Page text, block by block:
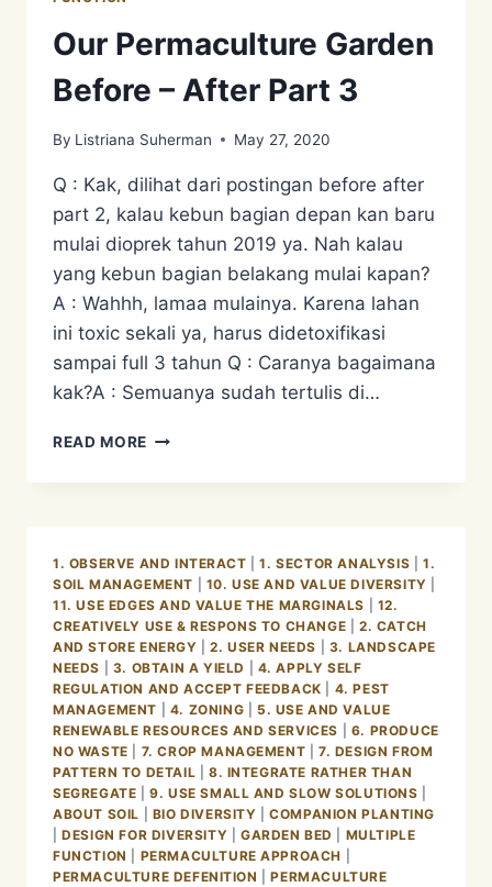
Our Permaculture Garden
Before – After Part 3
By Listriana Suherman May 27, 2020
Q : Kak, dilihat dari postingan before after
part 2, kalau kebun bagian depan kan baru
mulai dioprek tahun 2019 ya. Nah kalau
yang kebun bagian belakang mulai kapan?
A : Wahhh, lamaa mulainya. Karena lahan
ini toxic sekali ya, harus didetoxifikasi
sampai full 3 tahun Q : Caranya bagaimana
kak?A : Semuanya sudah tertulis di…
READ MORE OUR
GARDEN
3
1. OBSERVE AND INTERACT |1. SECTOR ANALYSIS
1.
SOIL MANAGEMENT
10. USE AND VALUE DIVERSITY
11. USE EDGES AND VALUE THE MARGINALS
12.
CREATIVELY USE & RESPONS TO CHANGE |2. CATCH
AND STORE ENERGY |2. USER NEEDS
3. LANDSCAPE
NEEDS
3. OBTAIN A YIELD
4. APPLY SELF
REGULATION AND ACCEPT FEEDBACK
4. PEST
MANAGEMENT
4. ZONING
5. USE AND VALUE
RENEWABLE RESOURCES AND SERVICES
6. PRODUCE
NO WASTE
7. CROP MANAGEMENT |7. DESIGN FROM
PATTERN TO DETAIL
8. INTEGRATE RATHER THAN
SEGREGATE |9. USE SMALL AND SLOW SOLUTIONS
ABOUT SOIL
BIO DIVERSITY |COMPANION PLANTING
|DESIGN FOR DIVERSITY GARDEN BED
MULTIPLE
FUNCTION
PERMACULTURE APPROACH
PERMACULTURE DEFENITION
|PERMACULTURE